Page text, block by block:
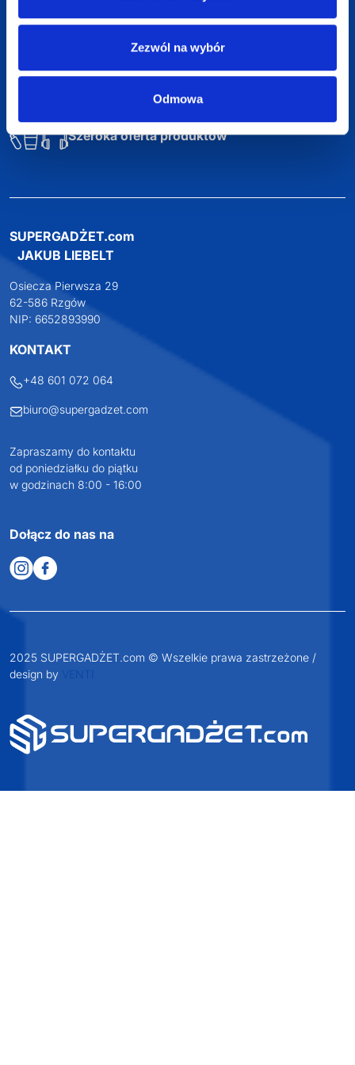
Zezwól na wybór
Odmowa
Darmowa dostawa
Darmowa wizualizacja
Profesjonalne doradztwo
Szeroka oferta produktów
SUPERGADŻET.com
JAKUB LIEBELT
Osiecza Pierwsza 29
62-586 Rzgów
NIP: 6652893990
KONTAKT
+48 601 072 064
biuro@supergadzet.com
Zapraszamy do kontaktu
od poniedziałku do piątku
w godzinach 8:00 - 16:00
Dołącz do nas na
2025 SUPERGADŻET.com © Wszelkie prawa zastrzeżone /
design by VENTI